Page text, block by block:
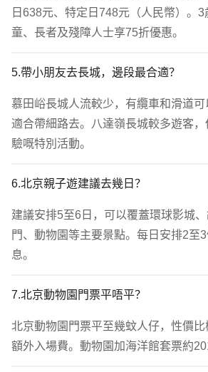
日638元、特定日748元（人民幣）。
童、長者及殘障人士享75折優惠。
5.帶小朋友去長城，邊段最合適？
慕田峪長城人流較少，有纜車和滑道
適合帶細路去。八達嶺長城較多遊客
驗嘅特別活動。
6.北京親子遊建議去幾日？
建議安排5至6日，可以覆蓋環球影城
門、動物園等主要景點。每日安排2至
息。
7.北京動物園門票平唔平？
北京動物園門票平至幾蚊人仔，性價
額外入場費。動物園加海洋館套票約